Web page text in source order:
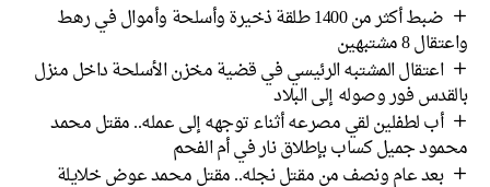
ضبط أكثر من 1400 طلقة ذخيرة وأسلحة وأموال في رهط
مشتبهين
اعتقال المشتبه الرئيسي في قضية مخزن الأسلحة داخل منزل
فور وصوله إلى البلاد
أب لطفلين لقي مصرعه أثناء توجهه إلى عمله.. مقتل محمد
جميل كساب بإطلاق نار في أم الفحم
بعد عام ونصف من مقتل نجله.. مقتل محمد عوض خلايلة